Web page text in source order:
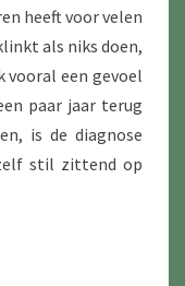
heeft voor velen
als niks doen,
vooral een gevoel
paar jaar terug
is de diagnose
stil zittend op